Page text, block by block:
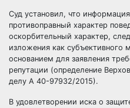
Суд установил, что
противоправный характер
оскорбительный характер,
изложения как субъективного
основанием для заявления
репутации (определение
делу А 40-97932/2015).
В удовлетворении иска о